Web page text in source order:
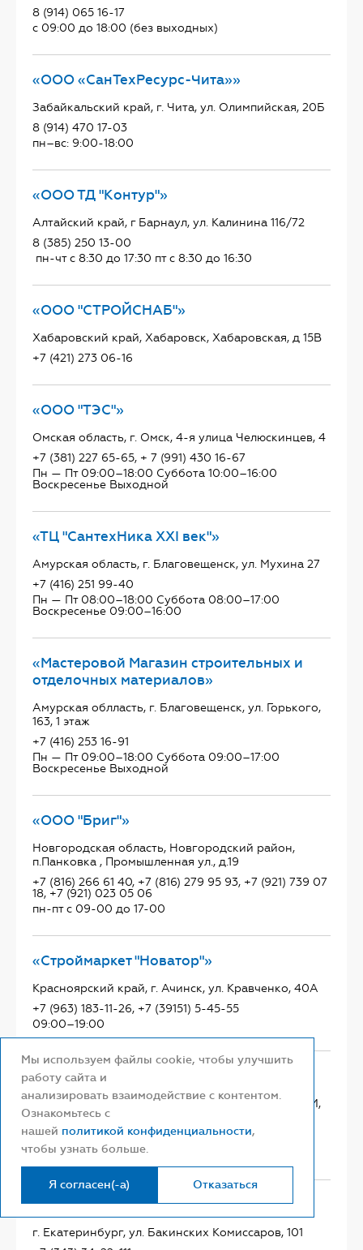
Мы используем файлы cookie, чтобы улучшить
работу сайта и
анализировать взаимодействие с контентом.
Ознакомьтесь с
нашей политикой конфиденциальности,
чтобы узнать больше.
Я согласен(-а) Отказаться
8 (914) 065 16-17
с 09:00 до 18:00 (без выходных)
«ООО «СанТехРесурс-Чита»»
Забайкальский край, г. Чита, ул. Олимпийская, 20Б
8 (914) 470 17-03
пн–вс: 9:00-18:00
«ООО ТД "Контур"»
Алтайский край, г Барнаул, ул. Калинина 116/72
8 (385) 250 13-00
пн-чт с 8:30 до 17:30 пт с 8:30 до 16:30
«ООО "СТРОЙСНАБ"»
Хабаровский край, Хабаровск, Хабаровская, д 15В
+7 (421) 273 06-16
«ООО "ТЭС"»
Омская область, г. Омск, 4-я улица Челюскинцев, 4
+7 (381) 227 65-65, + 7 (991) 430 16-67
Пн — Пт 09:00–18:00 Суббота 10:00–16:00
Воскресенье Выходной
«ТЦ "СантехНика ХХI век"»
Амурская область, г. Благовещенск, ул. Мухина 27
+7 (416) 251 99-40
Пн — Пт 08:00–18:00 Суббота 08:00–17:00
Воскресенье 09:00–16:00
«Мастеровой Магазин строительных и
отделочных материалов»
Амурская облласть, г. Благовещенск, ул. Горького,
163, 1 этаж
+7 (416) 253 16-91
Пн — Пт 09:00–18:00 Суббота 09:00–17:00
Воскресенье Выходной
«ООО "Бриг"»
Новгородская область, Новгородский район,
п.Панковка , Промышленная ул., д.19
+7 (816) 266 61 40, +7 (816) 279 95 93, +7 (921) 739 07
18, +7 (921) 023 05 06
пн-пт с 09-00 до 17-00
«Строймаркет "Новатор"»
Красноярский край, г. Ачинск, ул. Кравченко, 40А
+7 (963) 183-11-26, +7 (39151) 5-45-55
09:00–19:00
«Строймаркет "Новатор"»
Красноярский край, г Назарово, ул. 30 лет ВЛКСМ,
23
+7 (391) 555 51-11, +7 (960) 770 52-42
09:00–19:00
«НЕПТУН»
г. Екатеринбург, ул. Бакинских Комиссаров, 101